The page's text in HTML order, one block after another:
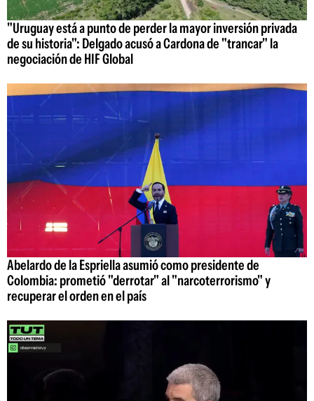
"Uruguay está a punto de perder la mayor inversión privada
de su historia": Delgado acusó a Cardona de "trancar" la
negociación de HIF Global
Abelardo de la Espriella asumió como presidente de
Colombia: prometió "derrotar" al "narcoterrorismo" y
recuperar el orden en el país